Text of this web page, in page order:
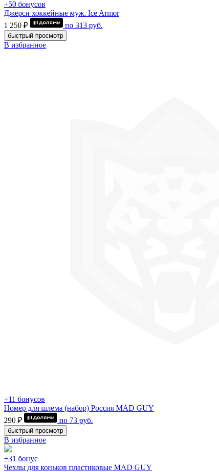
+50 бонусов
Джерси хоккейные муж. Ice Armor
1 250 ₽
по 313 руб.
быстрый просмотр
В избранное
+11 бонусов
Номер для шлема (набор) Россия MAD GUY
290 ₽
по 73 руб.
быстрый просмотр
В избранное
+31 бонус
Чехлы для коньков пластиковые MAD GUY